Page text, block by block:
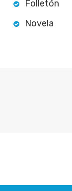
Folletón
Novela